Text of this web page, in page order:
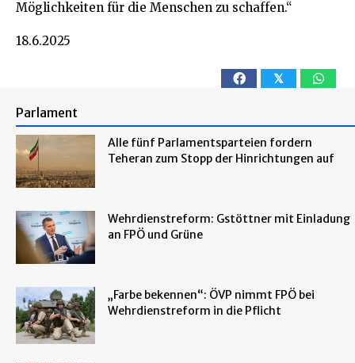
Möglichkeiten für die Menschen zu schaffen.“
18.6.2025
𝕏
Parlament
Alle fünf Parlamentsparteien fordern
Teheran zum Stopp der Hinrichtungen auf
Wehrdienstreform: Gstöttner mit Einladung
an FPÖ und Grüne
„Farbe bekennen“: ÖVP nimmt FPÖ bei
Wehrdienstreform in die Pflicht